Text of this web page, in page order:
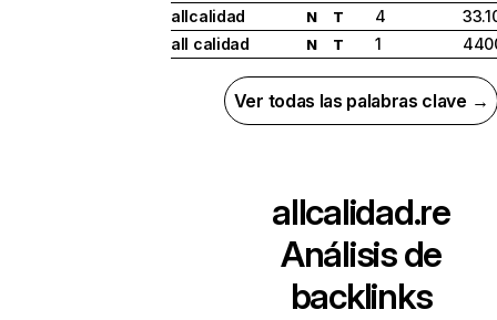
allcalidad
N T 4
all calidad
N T 1
Ver todas las palabras clave →
allcalidad.re
Análisis de
backlinks